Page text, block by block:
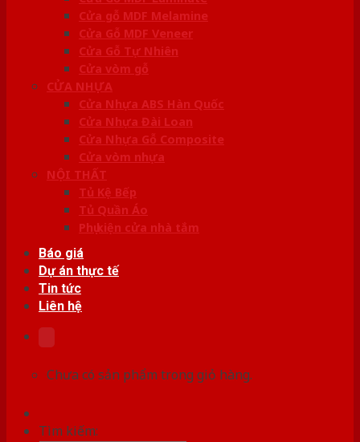
Cửa gỗ MDF Melamine
Cửa Gỗ MDF Veneer
Cửa Gỗ Tự Nhiên
Cửa vòm gỗ
CỬA NHỰA
Cửa Nhựa ABS Hàn Quốc
Cửa Nhựa Đài Loan
Cửa Nhựa Gỗ Composite
Cửa vòm nhựa
NỘI THẤT
Tủ Kệ Bếp
Tủ Quần Áo
Phụ kiện cửa nhà tắm
Báo giá
Dự án thực tế
Tin tức
Liên hệ
Chưa có sản phẩm trong giỏ hàng.
Tìm kiếm: